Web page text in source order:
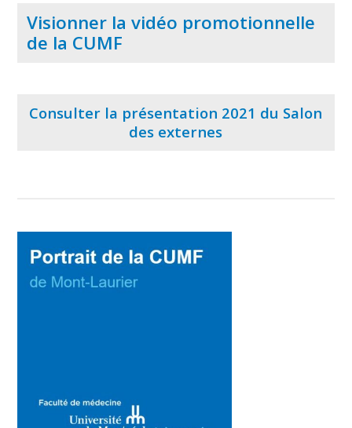
Visionner la vidéo promotionnelle
de la CUMF
Consulter la présentation 2021 du Salon
des externes